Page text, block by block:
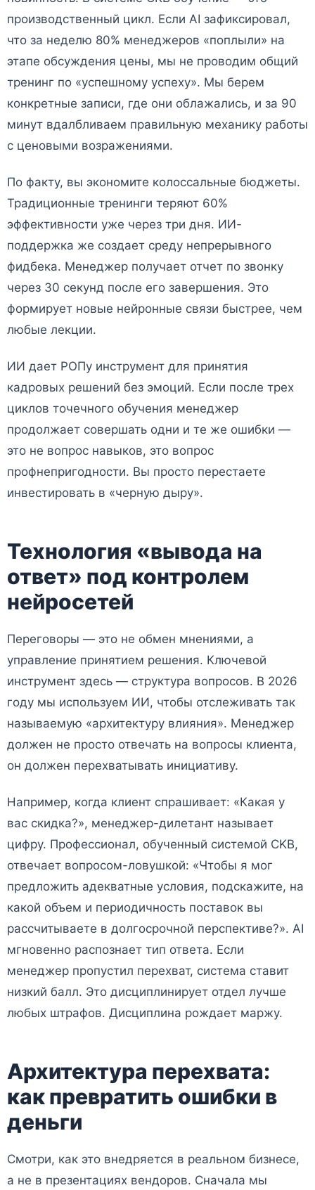
производственный цикл. Если AI зафиксировал,
что за неделю 80% менеджеров «поплыли» на
этапе обсуждения цены, мы не проводим общий
тренинг по «успешному успеху». Мы берем
конкретные записи, где они облажались, и за 90
минут вдалбливаем правильную механику работы
с ценовыми возражениями.
По факту, вы экономите колоссальные бюджеты.
Традиционные тренинги теряют 60%
эффективности уже через три дня. ИИ-
поддержка же создает среду непрерывного
фидбека. Менеджер получает отчет по звонку
через 30 секунд после его завершения. Это
формирует новые нейронные связи быстрее, чем
любые лекции.
ИИ дает РОПу инструмент для принятия
кадровых решений без эмоций. Если после трех
циклов точечного обучения менеджер
продолжает совершать одни и те же ошибки —
это не вопрос навыков, это вопрос
профнепригодности. Вы просто перестаете
инвестировать в «черную дыру».
Технология «вывода на
ответ» под контролем
нейросетей
Переговоры — это не обмен мнениями, а
управление принятием решения. Ключевой
инструмент здесь — структура вопросов. В 2026
году мы используем ИИ, чтобы отслеживать так
называемую «архитектуру влияния». Менеджер
должен не просто отвечать на вопросы клиента,
он должен перехватывать инициативу.
Например, когда клиент спрашивает: «Какая у
вас скидка?», менеджер-дилетант называет
цифру. Профессионал, обученный системой CKB,
отвечает вопросом-ловушкой: «Чтобы я мог
предложить адекватные условия, подскажите, на
какой объем и периодичность поставок вы
рассчитываете в долгосрочной перспективе?». AI
мгновенно распознает тип ответа. Если
менеджер пропустил перехват, система ставит
низкий балл. Это дисциплинирует отдел лучше
любых штрафов. Дисциплина рождает маржу.
Архитектура перехвата:
как превратить ошибки в
деньги
Смотри, как это внедряется в реальном бизнесе,
а не в презентациях вендоров. Сначала мы